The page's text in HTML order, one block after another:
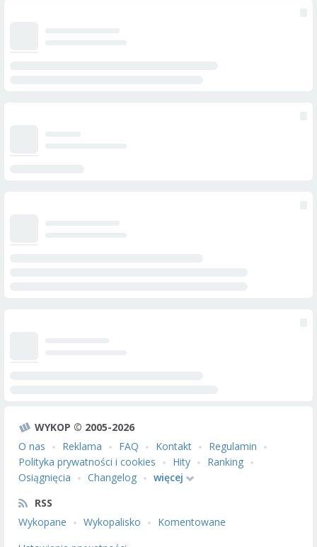
WYKOP © 2005-2026
O nas
Reklama FAQ Kontakt
Regulamin
Polityka prywatności i cookies
Hity
Ranking
Osiągnięcia
Changelog
więcej
RSS
Wykopane
Wykopalisko
Komentowane